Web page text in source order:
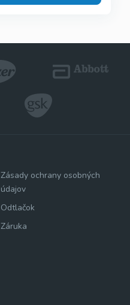
Zásady ochrany osobných
údajov
Odtlačok
Záruka